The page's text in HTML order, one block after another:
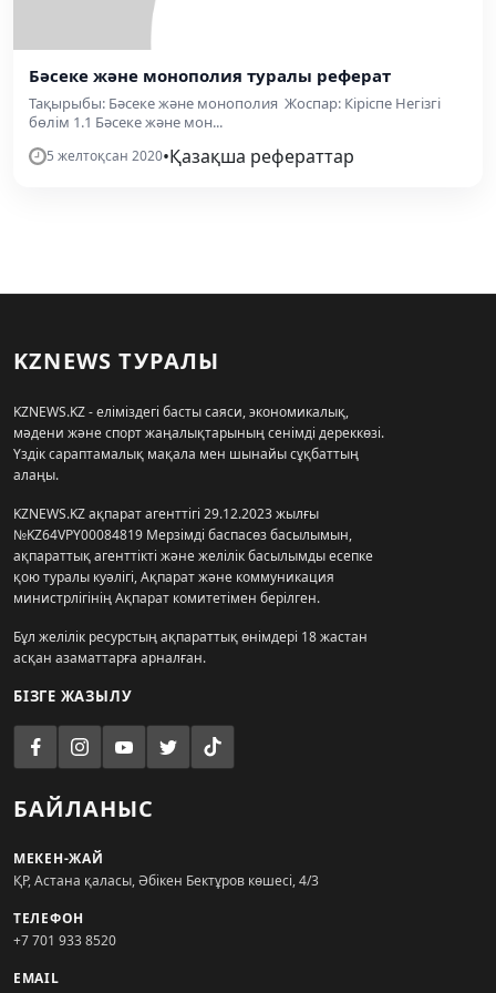
Бәсеке және монополия туралы реферат
Тақырыбы: Бәсеке және монополия Жоспар: Кіріспе Негізгі
бөлім 1.1 Бәсеке және мон...
5 желтоқсан 2020•Қазақша рефераттар
KZNEWS ТУРАЛЫ
KZNEWS.KZ - еліміздегі басты саяси, экономикалық,
мәдени және спорт жаңалықтарының сенімді дереккөзі.
Үздік сараптамалық мақала мен шынайы сұқбаттың
алаңы.
KZNEWS.KZ ақпарат агенттігі 29.12.2023 жылғы
№KZ64VPY00084819 Мерзімді баспасөз басылымын,
ақпараттық агенттікті және желілік басылымды есепке
қою туралы куәлігі, Ақпарат және коммуникация
министрлігінің Ақпарат комитетімен берілген.
Бұл желілік ресурстың ақпараттық өнімдері 18 жастан
асқан азаматтарға арналған.
БІЗГЕ ЖАЗЫЛУ
БАЙЛАНЫС
МЕКЕН-ЖАЙ
ҚР, Астана қаласы, Әбікен Бектұров көшесі, 4/3
ТЕЛЕФОН
+7 701 933 8520
EMAIL